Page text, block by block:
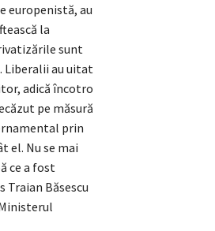
europenistă, au
la
sunt
Liberalii au uitat
adică încotro
pe măsură
prin
el. Nu se mai
ce a fost
Băsescu